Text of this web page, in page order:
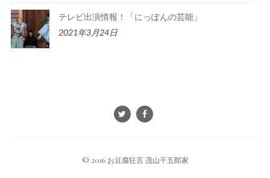
テレビ出演情報！「にっぽんの芸能」
2021年3月24日
© 2016 お豆腐狂言 茂山千五郎家